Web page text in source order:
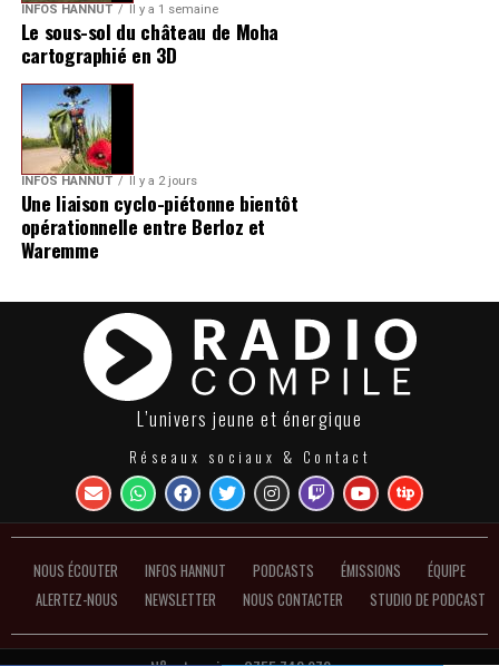
INFOS HANNUT Il y a 1 semaine
Le sous-sol du château de Moha
cartographié en 3D
INFOS HANNUT Il y a 2 jours
Une liaison cyclo-piétonne bientôt
opérationnelle entre Berloz et
Waremme
L’univers jeune et énergique
Réseaux sociaux & Contact
NOUS ÉCOUTER INFOS HANNUT PODCASTS ÉMISSIONS
ÉQUIPE
ALERTEZ-NOUS
NEWSLETTER NOUS CONTACTER STUDIO DE PODCAST